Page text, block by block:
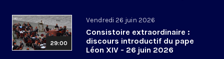
29:00
Vendredi 26 juin 2026
Consistoire extraordinaire :
discours introductif du pape
Léon XIV - 26 juin 2026